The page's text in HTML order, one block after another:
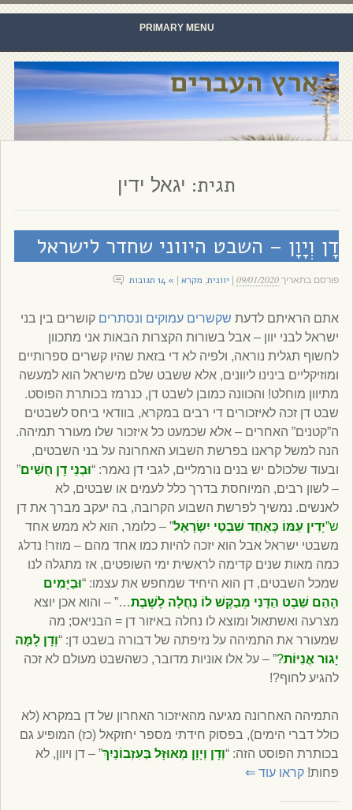
PRIMARY MENU
Skip to content
ארץ העברים
תגית: יגאל ידין
דָן וְיָוָן – השבט היווני שחדר לישראל
פורסם בתאריך09/01/2020 יוונית, מקרא » 14 תגובות
אתם הראיתם לדעת שקשרים עמוקים ונסתרים קושרים בין בני
ישראל לבני יוון – אבל בשורות הקצרות הבאות אני מתכוון
לחשוף תגלית נוראה, ולפיה לא די בזאת שהיו קשרים ספרותיים
ומוזיקליים בינינו ליוונים, אלא ששבט שלם מישראל הוא למעשה
מתיוון מוחלט! והכוונה כמובן לשבט דן, כנרמז בכותרת הפוסט.
שבט דן זכה לאיזכורים די רבים במקרא, בוודאי ביחס לשבטים
ה”קטנים” האחרים – אלא שכמעט כל איזכור שלו מעורר תמיהה.
הנה למשל קראנו בפרשת השבוע האחרונה על בני השבטים,
ובעוד שלכולם יש בנים נורמליים, לגבי דן נאמר: “וּבְנֵי דָן חֻשִׁים”
– לשון רבים, המיוחסת בדרך כלל לעמים או שבטים, לא
לאנשים. נמשיך לפרשת השבוע הקרובה, בה יעקב מברך את דן
ש”יָדִין עַמּוֹ כְּאַחַד שִׁבְטֵי יִשְׂרָאֵל” – כלומר, הוא לא ממש אחד
משבטי ישראל אבל הוא יזכה להיות כמו אחד מהם – מוזר! נדלג
כמה מאות שנים קדימה לראשית ימי השופטים, אז מתגלה לנו
שמכל השבטים, דן הוא היחיד שמחפש את עצמו: “וּבַיָּמִים
הָהֵם שֵׁבֶט הַדָּנִי מְבַקֶּשׁ לוֹ נַחֲלָה לָשֶׁבֶת…” – והוא אכן יוצא
מצרעה ואשתאול ומוצא לו נחלה באיזור דן = הבניאס; מה
שמעורר את התמיהה על נזיפתה של דבורה בשבט דן: “וְדָן לָמָּה
יָגוּר אֳנִיּוֹת?” – על אלו אוניות מדובר, כשהשבט מעולם לא זכה
להגיע לחוף?!
התמיהה האחרונה מגיעה מהאיזכור האחרון של דן במקרא (לא
כולל דברי הימים), בפסוק חידתי מספר יחזקאל (כז) המופיע גם
בכותרת הפוסט הזה: “וְדָן וְיָוָן מְאוּזָּל בְּעִזְבוֹנַיִךְ” – דן ויוון, לא
פחות!קראו עוד⇐